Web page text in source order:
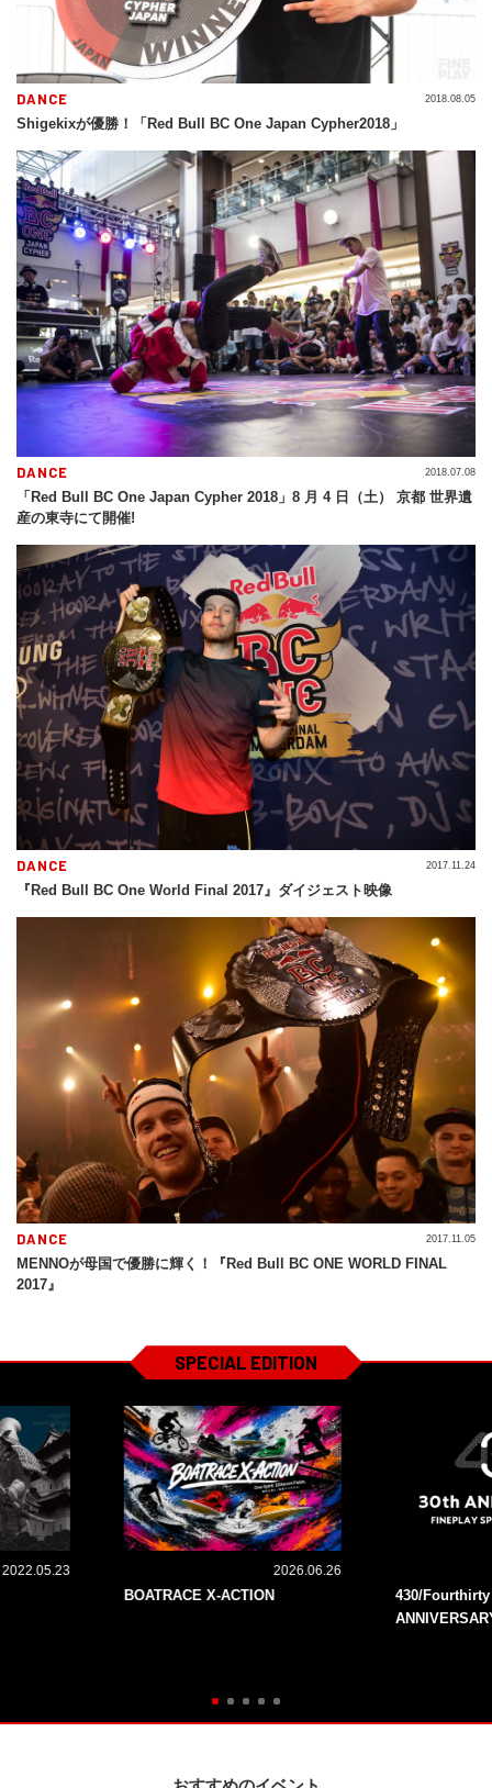
DANCE
Shigekixが優勝！「Red Bull BC One Japan Cypher2018」
2018.08.05
DANCE
「Red Bull BC One Japan Cypher 2018」8 月 4 日（土） 京都 世界遺
産の東寺にて開催!
2018.07.08
DANCE
『Red Bull BC One World Final 2017』ダイジェスト映像
2017.11.24
DANCE
MENNOが母国で優勝に輝く！『Red Bull BC ONE WORLD FINAL
2017』
2017.11.05
SPECIAL EDITION
2022.05.23 2026.06.26
BOATRACE X-ACTION
430/